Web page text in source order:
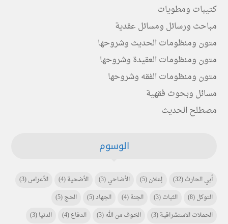
كتيبات ومطويات
مباحث ورسائل ومسائل عقدية
متون ومنظومات الحديث وشروحها
متون ومنظومات العقيدة وشروحها
متون ومنظومات الفقه وشروحها
مسائل وبحوث فقهية
مصطلح الحديث
الوسوم
أبي الحارث(32) إعلان(5) الأضاحي(3) الأضحية(4) الأعراس(3)
التوكل(8) الثبات(3) الجنة(4) الجهاد(5) الحج(5)
الحملات الاستشراقية(3) الخوف من الله(3) الدفاع(4) الدنيا(3)